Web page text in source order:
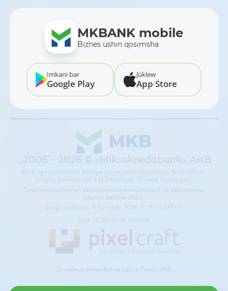
MKBANK mobile
Biznes ushın qosımsha
Imkani bar
Google Play
Júklew
App Store
_2006 – 2026 © «Mikrokreditbank» AKB
Bank operatsiyaların ámelge asırıw ushın Ózbekstan Respublikası
Oraylıq bankiniń 2024-jıl 2-marttaǵı 37-sanlı litsenziyası.
Sayt materiallarınan paydalanıwda www.mkbank.uz veb-saytına
Sayt 1C-Bitriksda ishlaydi
Дизайн и разработка сайта Pixelcraft®